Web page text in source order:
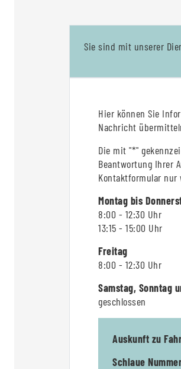
Sie sind mit unserer
Hier können Sie
Nachricht
Die mit "*"
Beantwortung Ihrer
Kontaktformular nur
Montag bis
8:00 - 12:30 Uhr
13:15 - 15:00 Uhr
Freitag
8:00 - 12:30 Uhr
Samstag, Sonntag
geschlossen
Auskunft zu
Schlaue